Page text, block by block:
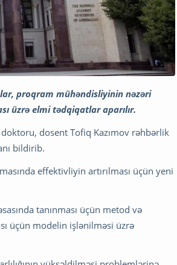
proqram mühəndisliyinin nəzəri
üzrə elmi tədqiqatlar aparılır.
dosent Tofiq Kazımov rəhbərlik
bildirib.
effektivliyin artırılması üçün yeni
tanınması üçün metod və
üçün modelin işlənilməsi üzrə